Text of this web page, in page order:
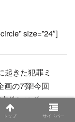
size=”24″]
起きた犯罪ミ
画の7弾!今回
件にスポッ
・捜査一課
トップ サイドバー